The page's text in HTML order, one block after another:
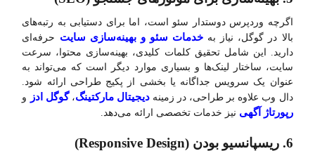
اگرچه وردپرس دوستدار سئو است، اما برای دستیابی به رتبه‌های
بالا در گوگل، نیاز به خدمات سئو و بهینه‌سازی سایت حرفه‌ای
دارید. این شامل تحقیق کلمات کلیدی، بهینه‌سازی محتوا، سرعت
سایت، ساختار لینک‌ها و بسیاری موارد دیگر است که می‌تواند به
عنوان یک سرویس جداگانه یا بخشی از پکیج طراحی ارائه شود.
دال وب علاوه بر طراحی، در زمینهدیجیتال مارکتینگ،گوگل ادز و
رپورتاژ آگهی نیز خدمات تخصصی ارائه می‌دهد.
6. ریسپانسیو بودن (Responsive Design)